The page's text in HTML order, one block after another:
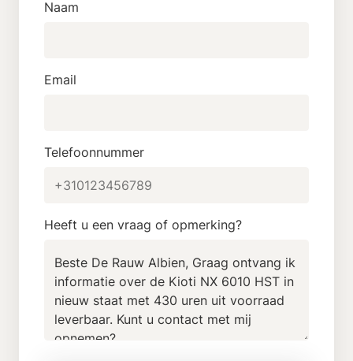
Naam
Email
Telefoonnummer
Heeft u een vraag of opmerking?